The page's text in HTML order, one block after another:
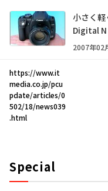
小さく軽
Digital N
2007年02
https://www.it
media.co.jp/pcu
pdate/articles/0
502/18/news039
.html
Special